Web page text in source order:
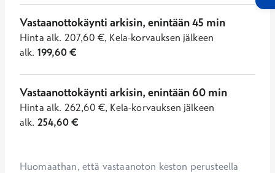
Vastaanottokäynti arkisin, enintään 45 min
Hinta alk. 207,60 €, Kela-korvauksen jälkeen
alk. 199,60€
Vastaanottokäynti arkisin, enintään 60 min
Hinta alk. 262,60 €, Kela-korvauksen jälkeen
alk. 254,60€
Huomaathan, että vastaanoton keston perusteella